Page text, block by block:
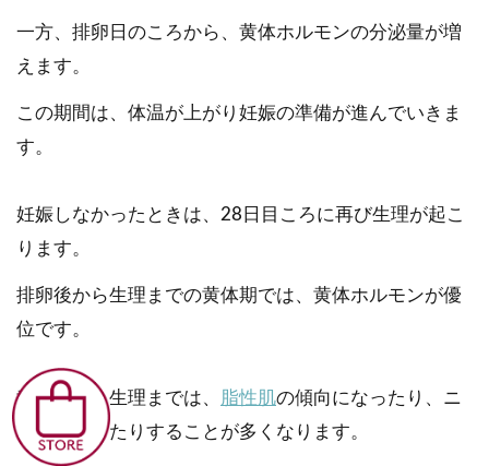
一方、排卵日のころから、黄体ホルモンの分泌量が増
えます。
この期間は、体温が上がり妊娠の準備が進んでいきま
す。
妊娠しなかったときは、28日目ころに再び生理が起こ
ります。
排卵後から生理までの黄体期では、黄体ホルモンが優
位です。
黄体期から生理までは、 脂性肌の傾向になったり、ニ
キビができたりすることが多くなります。